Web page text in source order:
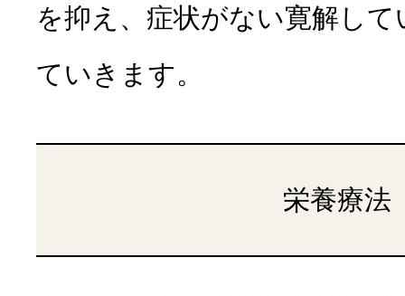
を抑え、症状がない寛解し
ていきます。
栄養療法